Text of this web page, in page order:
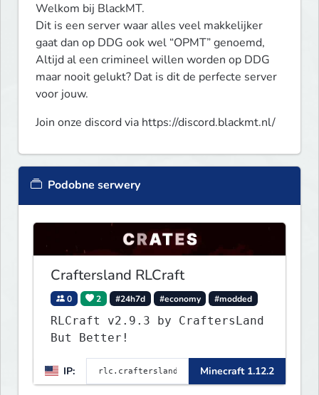
Welkom bij BlackMT.
Dit is een server waar alles veel makkelijker
gaat dan op DDG ook wel “OPMT” genoemd,
Altijd al een crimineel willen worden op DDG
maar nooit gelukt? Dat is dit de perfecte server
voor jouw.
Join onze discord via https://discord.blackmt.nl/
Podobne serwery
Craftersland RLCraft
0 2 #24h7d #economy #modded
RLCraft v2.9.3 by CraftersLand
But Better!
IP: Minecraft 1.12.2